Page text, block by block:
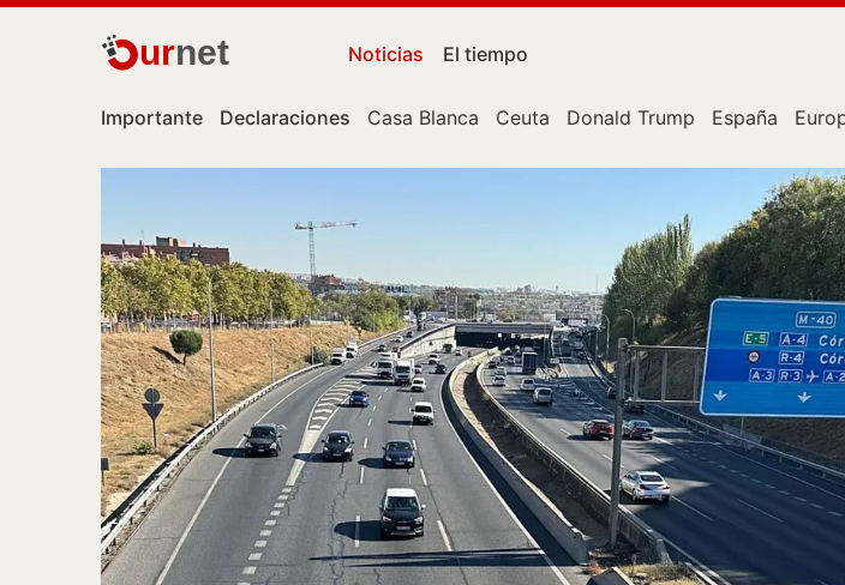
urnet Noticias El tiempo
Importante Declaraciones Casa Blanca Ceuta Donald Trump España